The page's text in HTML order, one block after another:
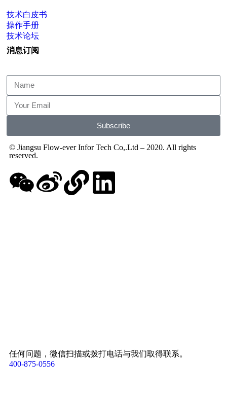
技术白皮书
操作手册
技术论坛
消息订阅
Subscribe
© Jiangsu Flow-ever Infor Tech Co,.Ltd – 2020. All rights
reserved.
任何问题，微信扫描或拨打电话与我们取得联系。
400-875-0556​